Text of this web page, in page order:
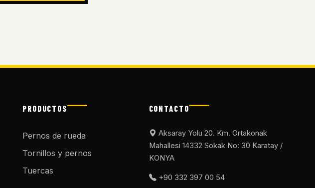
PRODUCTOS
Pernos de rueda
Tornillos y pernos
Tuercas
CONTACTO
Aksaray Yolu 20. Km. Ortakonak
Mahallesi 14332 Sokak No: 30 Karatay /
KONYA
+90 332 397 00 54